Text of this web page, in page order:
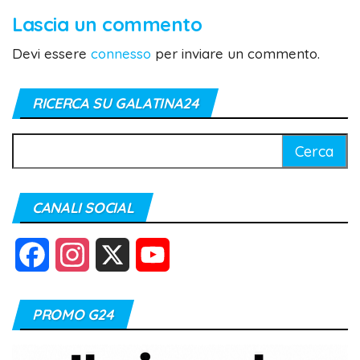
Lascia un commento
Devi essere connesso per inviare un commento.
RICERCA SU GALATINA24
per:
CANALI SOCIAL
c s
t
PROMO G24